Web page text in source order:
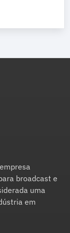
broadcast e
uma
em